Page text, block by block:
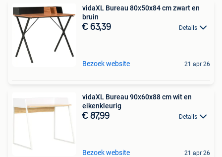
vidaXL Bureau 80x50x84 cm zwart en
bruin
€ 63,39 Details
Bezoek website 21 apr 26
vidaXL Bureau 90x60x88 cm wit en
eikenkleurig
€ 87,99 Details
Bezoek website 21 apr 26